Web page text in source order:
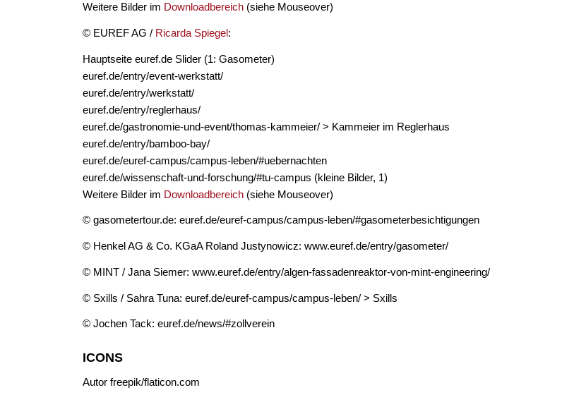
Weitere Bilder im Downloadbereich (siehe Mouseover)
© EUREF AG / Ricarda Spiegel:
Hauptseite euref.de Slider (1: Gasometer)
euref.de/entry/event-werkstatt/
euref.de/entry/werkstatt/
euref.de/entry/reglerhaus/
euref.de/gastronomie-und-event/thomas-kammeier/ > Kammeier im Reglerhaus
euref.de/entry/bamboo-bay/
euref.de/euref-campus/campus-leben/#uebernachten
euref.de/wissenschaft-und-forschung/#tu-campus (kleine Bilder, 1)
Weitere Bilder im Downloadbereich (siehe Mouseover)
© gasometertour.de: euref.de/euref-campus/campus-leben/#gasometerbesichtigungen
© Henkel AG & Co. KGaA Roland Justynowicz: www.euref.de/entry/gasometer/
© MINT / Jana Siemer: www.euref.de/entry/algen-fassadenreaktor-von-mint-engineering/
© Sxills / Sahra Tuna: euref.de/euref-campus/campus-leben/ > Sxills
© Jochen Tack: euref.de/news/#zollverein
ICONS
Autor freepik/flaticon.com